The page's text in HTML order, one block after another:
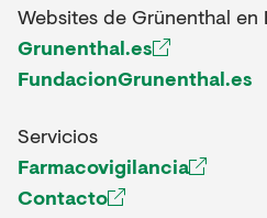
Websites de Grünenthal en
Grunenthal.es
FundacionGrunenthal.es
Servicios
Farmacovigilancia
Contacto